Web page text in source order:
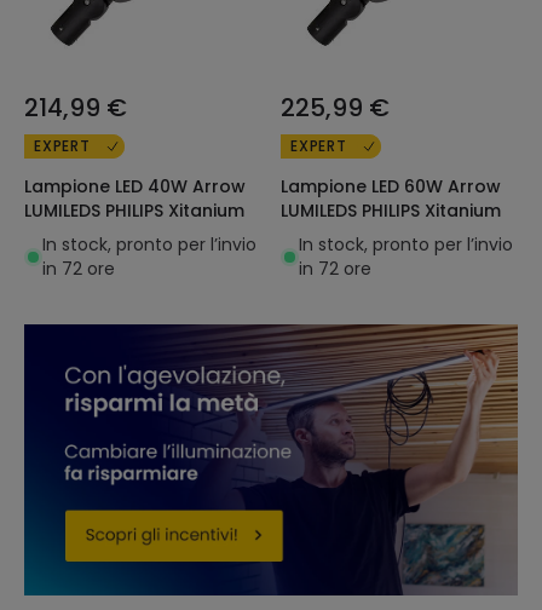
214,99 €
EXPERT
Lampione LED 40W Arrow
LUMILEDS PHILIPS Xitanium
In stock, pronto per l’invio
in 72 ore
225,99 €
EXPERT
Lampione LED 60W Arrow
LUMILEDS PHILIPS Xitanium
In stock, pronto per l’invio
in 72 ore